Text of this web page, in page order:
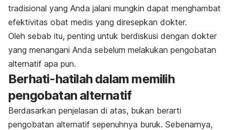
tradisional yang Anda jalani mungkin dapat menghambat
efektivitas obat medis yang diresepkan dokter.
Oleh sebab itu, penting untuk berdiskusi dengan dokter
yang menangani Anda sebelum melakukan pengobatan
alternatif apa pun.
Berhati-hatilah dalam memilih
pengobatan alternatif
Berdasarkan penjelasan di atas, bukan berarti
pengobatan alternatif sepenuhnya buruk. Sebenarnya,